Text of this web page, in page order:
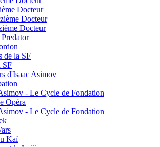
Docteur
Docteur
Docteur
de la SF
SF
d'Isaac Asimov
- Le Cycle de Fondation
Opéra
- Le Cycle de Fondation
Kaï